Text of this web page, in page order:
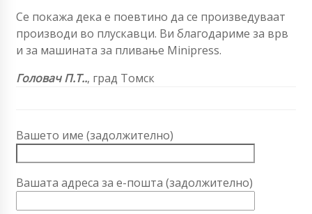
Се покажа дека е поевтино да се произведуваат
производи во плускавци. Ви благодариме за врв
и за машината за пливање Minipress.
Головач П.Т.., град Томск
Вашето име (задолжително)
Вашата адреса за е-пошта (задолжително)